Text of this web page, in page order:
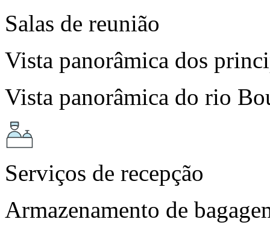
Salas de reunião
Vista panorâmica dos
Vista panorâmica do rio
Serviços de recepção
Armazenamento de